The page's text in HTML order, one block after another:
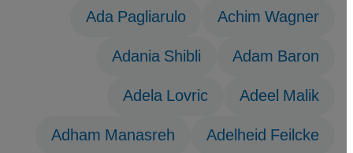
Achim Wagner
Ada Pagliarulo
Adam Baron
Adania Shibli
Adeel Malik
Adela Lovric
Adelheid Feilcke
Adham Manasreh